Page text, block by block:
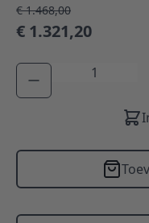
€ 1.468,00
€ 1.321,20
Aantal